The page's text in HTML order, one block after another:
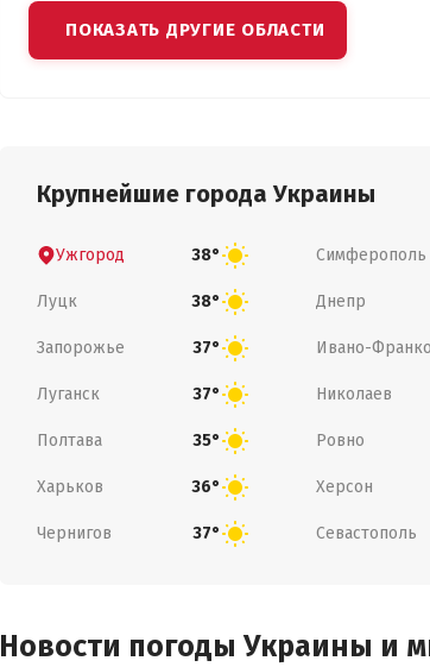
ПОКАЗАТЬ ДРУГИЕ ОБЛАСТИ
Крупнейшие города Украины
Ужгород 38° Симферополь
Луцк 38° Днепр
Запорожье 37° Ивано-
Луганск 37° Николаев
Полтава 35° Ровно
Харьков 36° Херсон
Чернигов 37° Севастополь
Новости погоды Украины и